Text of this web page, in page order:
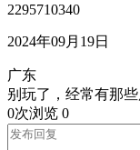
2295710340
2024年09月19日
广东
别玩了，经常有那些
0次浏览 0